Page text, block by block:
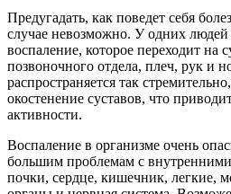
Предугадать, как поведет себя
случае невозможно. У одних людей
воспаление, которое переходит на
позвоночного отдела, плеч, рук и
распространяется так
окостенение суставов, что
активности.
Воспаление в организме очень
большим проблемам с
почки, сердце, кишечник, легкие,